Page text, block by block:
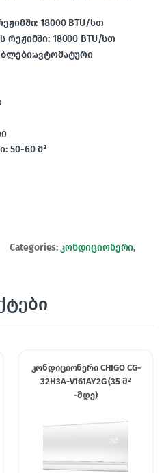
18000 BTU/სთ
18000 BTU/სთ
50-60 მ²
Categories:კონდიციონერი,
კონდიციონერი CHIGO CG-
32H3A-V161AY2G (35 მ²
-მდე)